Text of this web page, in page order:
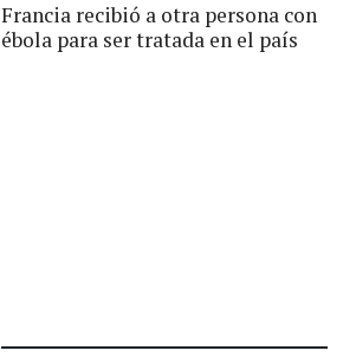
Francia recibió a otra persona con
ébola para ser tratada en el país